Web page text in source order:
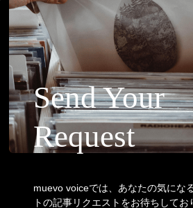
Send Your
Request
muevo voiceでは、あなたの気にな
トの記事リクエストをお待ちしてお